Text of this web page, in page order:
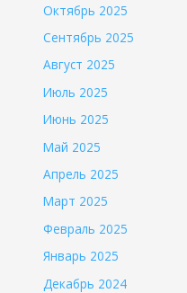
Октябрь 2025
Сентябрь 2025
Август 2025
Июль 2025
Июнь 2025
Май 2025
Апрель 2025
Март 2025
Февраль 2025
Январь 2025
Декабрь 2024